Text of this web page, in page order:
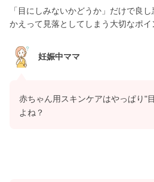
「目にしみないかどうか」だけで良
かえって見落としてしまう大切なポイ
妊娠中ママ
赤ちゃん用スキンケアはやっぱり"
よね？